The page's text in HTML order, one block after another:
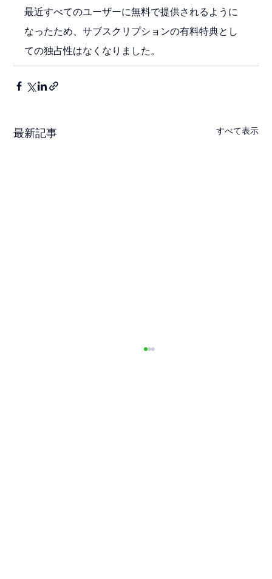
最近すべてのユーザーに無料で提供されるように
なったため、サブスクリプションの有料特典とし
ての独占性はなくなりました。
最新記事 すべて表示